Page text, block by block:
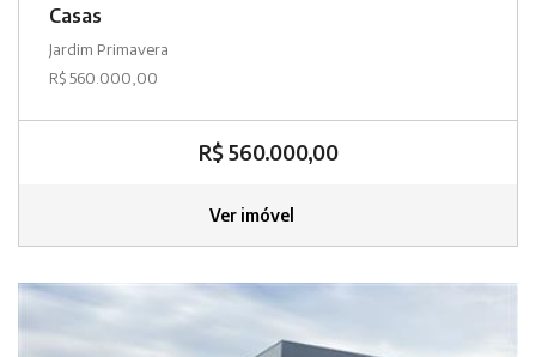
Casas
Jardim Primavera
R$ 560.000,00
R$ 560.000,00
Ver imóvel